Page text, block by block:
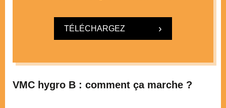
TÉLÉCHARGEZ
VMC hygro B : comment ça marche ?